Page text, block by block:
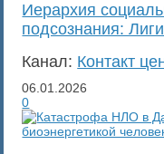
Иерархия
подсознания:
Канал: Контакт
06.01.2026
0